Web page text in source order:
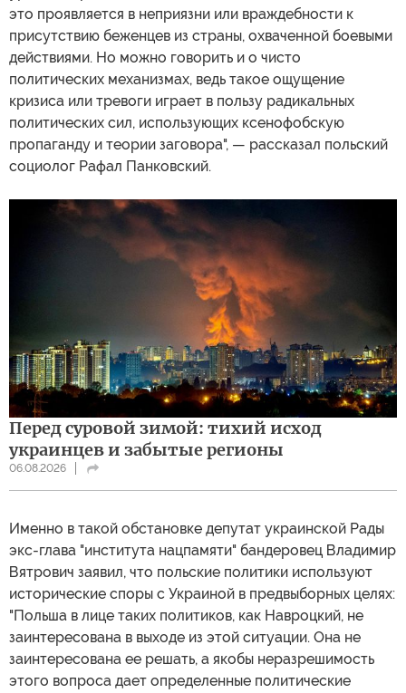
это проявляется в неприязни или враждебности к
присутствию беженцев из страны, охваченной боевыми
действиями. Но можно говорить и о чисто
политических механизмах, ведь такое ощущение
кризиса или тревоги играет в пользу радикальных
политических сил, использующих ксенофобскую
пропаганду и теории заговора", — рассказал польский
социолог Рафал Панковский.
Перед суровой зимой: тихий исход
украинцев и забытые регионы
06.08.2026
Именно в такой обстановке депутат украинской Рады
экс-глава "института нацпамяти" бандеровец Владимир
Вятрович заявил, что польские политики используют
исторические споры с Украиной в предвыборных целях:
"Польша в лице таких политиков, как Навроцкий, не
заинтересована в выходе из этой ситуации. Она не
заинтересована ее решать, а якобы неразрешимость
этого вопроса дает определенные политические